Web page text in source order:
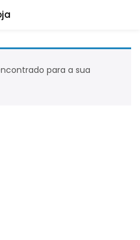
para a sua